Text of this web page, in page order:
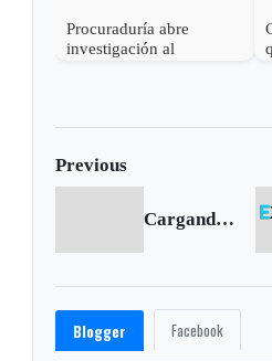
Procuraduría abre
investigación al
política
Previous
Cargando anterior...
Blogger Facebook